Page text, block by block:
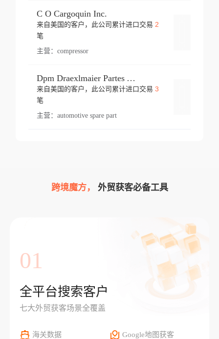
C O Cargoquin Inc.
来自美国的客户，此公司累计进口交易 2
笔
主营： compressor
Dpm Draexlmaier Partes Automotrices Corr Ind Huejotzingo
来自美国的客户，此公司累计进口交易 3
笔
主营： automotive spare part
跨境魔方， 外贸获客必备工具
01
全平台搜索客户
七大外贸获客场景全覆盖
海关数据 Google地图获客